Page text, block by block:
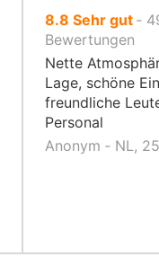
8.8 von
10,
Sehr gut ‐
Bewertungen
Nette
Lage, schöne
freundliche
Personal
Anonym ‐ NL,